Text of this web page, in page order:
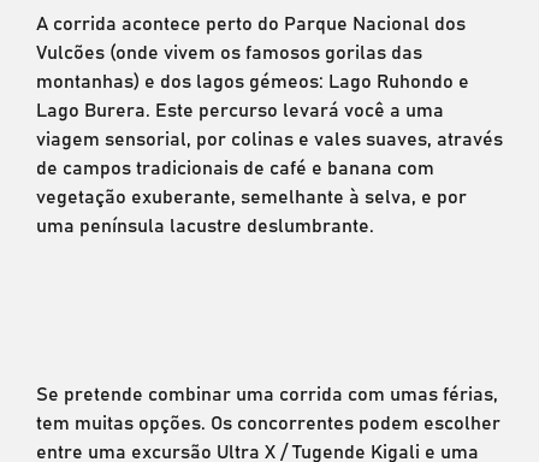
A corrida acontece perto do Parque Nacional dos
Vulcões (onde vivem os famosos gorilas das
montanhas) e dos lagos gémeos: Lago Ruhondo e
Lago Burera. Este percurso levará você a uma
viagem sensorial, por colinas e vales suaves, através
de campos tradicionais de café e banana com
vegetação exuberante, semelhante à selva, e por
uma península lacustre deslumbrante.
Se pretende combinar uma corrida com umas férias,
tem muitas opções. Os concorrentes podem escolher
entre uma excursão Ultra X / Tugende Kigali e uma